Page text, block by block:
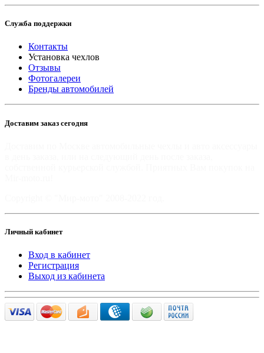
Служба поддержки
Контакты
Установка чехлов
Отзывы
Фотогалереи
Бренды автомобилей
Доставим заказ сегодня
Личный кабинет
Вход в кабинет
Регистрация
Выход из кабинета